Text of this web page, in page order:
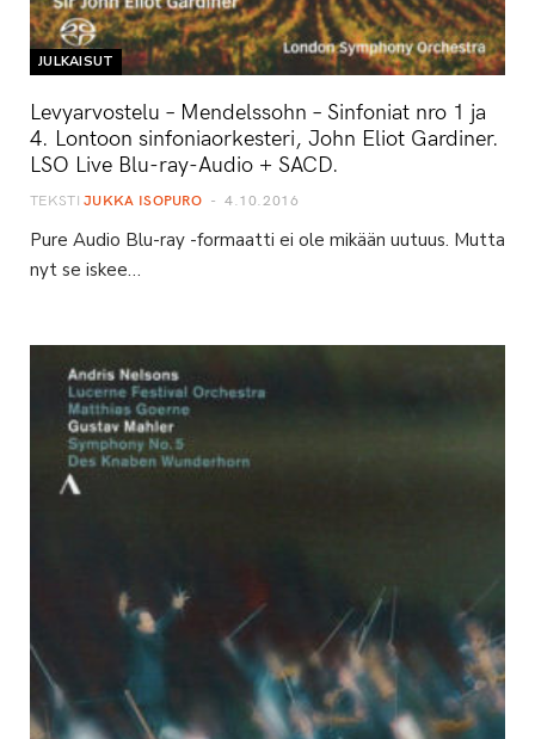
JULKAISUT
Levyarvostelu – Mendelssohn – Sinfoniat nro 1 ja
4. Lontoon sinfoniaorkesteri, John Eliot Gardiner.
LSO Live Blu-ray-Audio + SACD.
TEKSTI JUKKA ISOPURO 4.10.2016
Pure Audio Blu-ray -formaatti ei ole mikään uutuus. Mutta
nyt se iskee…